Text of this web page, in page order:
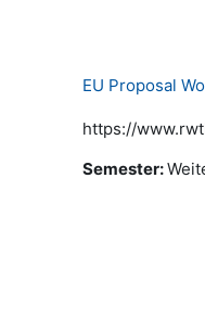
EU Proposal
https://
Semester: